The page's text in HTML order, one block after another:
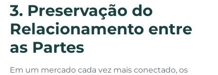
3. Preservação do
Relacionamento entre
as Partes
Em um mercado cada vez mais conectado, os